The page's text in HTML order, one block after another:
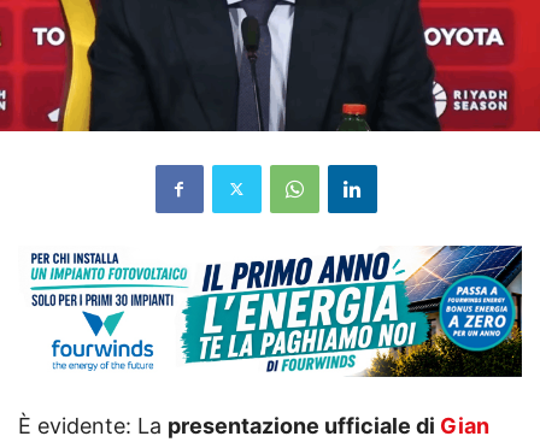
È evidente: La presentazione ufficiale di Gian